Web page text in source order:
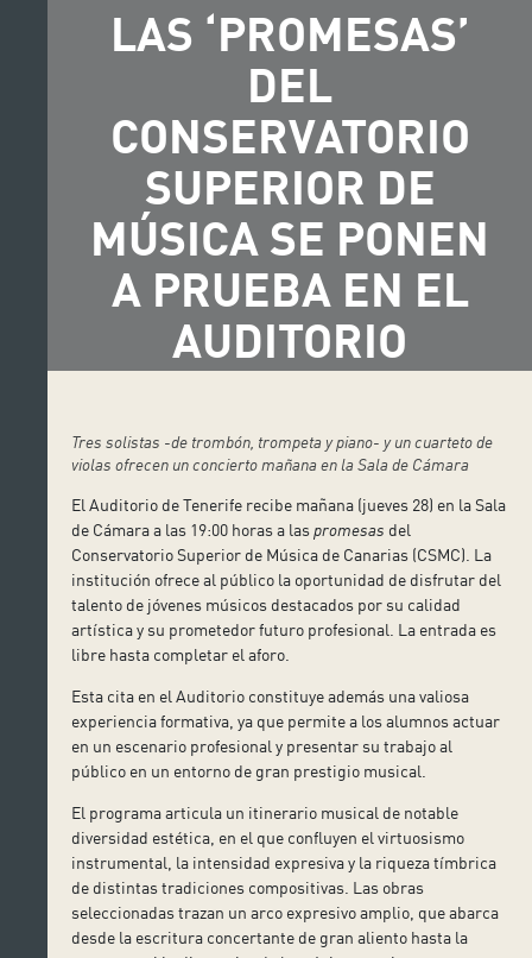
LAS ‘PROMESAS’
DEL
CONSERVATORIO
SUPERIOR DE
MÚSICA SE PONEN
A PRUEBA EN EL
AUDITORIO
Tres solistas -de trombón, trompeta y piano- y un cuarteto de
violas ofrecen un concierto mañana en la Sala de Cámara
El Auditorio de Tenerife recibe mañana (jueves 28) en la Sala
de Cámara a las 19:00 horas a laspromesas del
Conservatorio Superior de Música de Canarias (CSMC). La
institución ofrece al público la oportunidad de disfrutar del
talento de jóvenes músicos destacados por su calidad
artística y su prometedor futuro profesional. La entrada es
libre hasta completar el aforo.
Esta cita en el Auditorio constituye además una valiosa
experiencia formativa, ya que permite a los alumnos actuar
en un escenario profesional y presentar su trabajo al
público en un entorno de gran prestigio musical.
El programa articula un itinerario musical de notable
diversidad estética, en el que confluyen el virtuosismo
instrumental, la intensidad expresiva y la riqueza tímbrica
de distintas tradiciones compositivas. Las obras
seleccionadas trazan un arco expresivo amplio, que abarca
desde la escritura concertante de gran aliento hasta la